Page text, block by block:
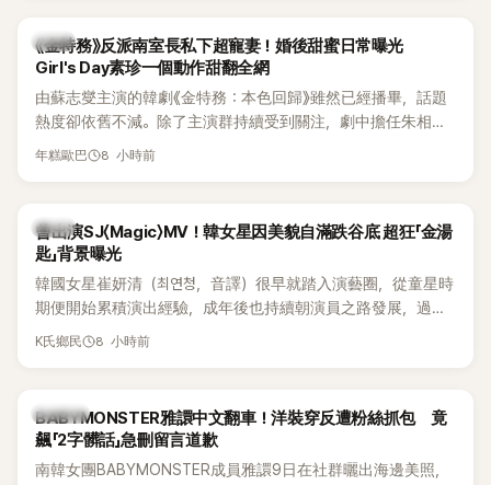
韓星
《金特務》反派南室長私下超寵妻！婚後甜蜜日常曝光
Girl's Day素珍一個動作甜翻全網
由蘇志燮主演的韓劇《金特務：本色回歸》雖然已經播畢，話題
熱度卻依舊不減。除了主演群持續受到關注，劇中擔任朱相昱
「左右手」的冷血反派「南室長」，也憑著狠辣手段與強烈壓迫感成
倆婚後甜蜜日常近日曝光，超閃互動讓觀眾直呼太甜。
年糕歐巴 8 小時前
韓星
曾出演SJ〈Magic〉MV！韓女星因美貌自滿跌谷底 超狂「金湯
匙」背景曝光
韓國女星崔妍清（최연청，音譯）很早就踏入演藝圈，從童星時
期便開始累積演出經驗，成年後也持續朝演員之路發展，過去
更曾出演Super Junior歌曲〈Magic〉MV。近日她登上JTBC綜藝
K氏鄉民 8 小時前
K-POP
BABYMONSTER雅譞中文翻車！洋裝穿反遭粉絲抓包 竟
飆「2字髒話」急刪留言道歉
南韓女團BABYMONSTER成員雅譞9日在社群曬出海邊美照，